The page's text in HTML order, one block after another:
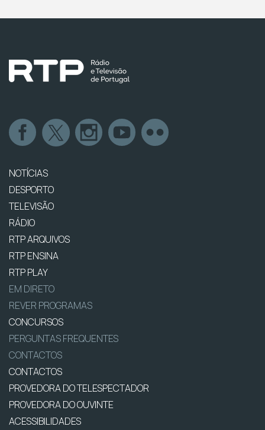
NOTÍCIAS
DESPORTO
TELEVISÃO
RÁDIO
RTP ARQUIVOS
RTP ENSINA
RTP PLAY
EM DIRETO
REVER PROGRAMAS
CONCURSOS
PERGUNTAS FREQUENTES
CONTACTOS
CONTACTOS
PROVEDORA DO TELESPECTADOR
PROVEDORA DO OUVINTE
ACESSIBILIDADES